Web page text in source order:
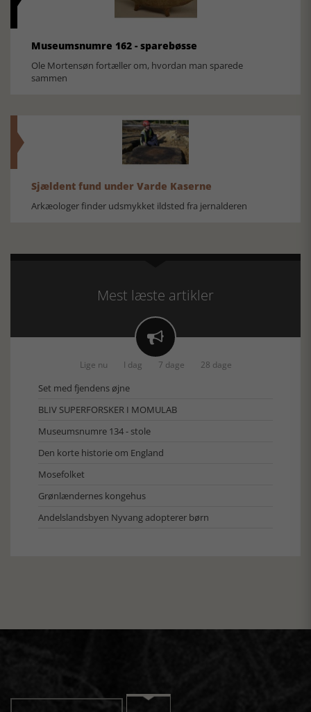
Museumsnumre 162 - sparebøsse
Ole Mortensøn fortæller om, hvordan man sparede
sammen
Sjældent fund under Varde Kaserne
Arkæologer finder udsmykket ildsted fra jernalderen
Mest læste artikler

Lige nu I dag 7 dage 28 dage
Set med fjendens øjne
BLIV SUPERFORSKER I MOMULAB
Museumsnumre 134 - stole
Den korte historie om England
Mosefolket
Grønlændernes kongehus
Andelslandsbyen Nyvang adopterer børn